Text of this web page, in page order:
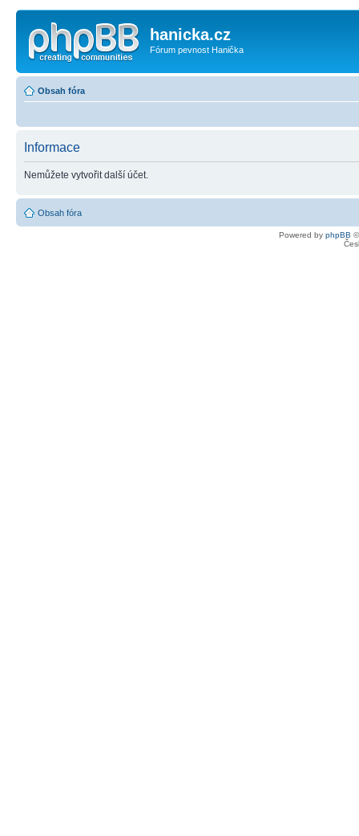
hanicka.cz
Fórum pevnost Hanička
Obsah fóra
Informace
Nemůžete vytvořit další účet.
Obsah fóra
Powered by phpBB